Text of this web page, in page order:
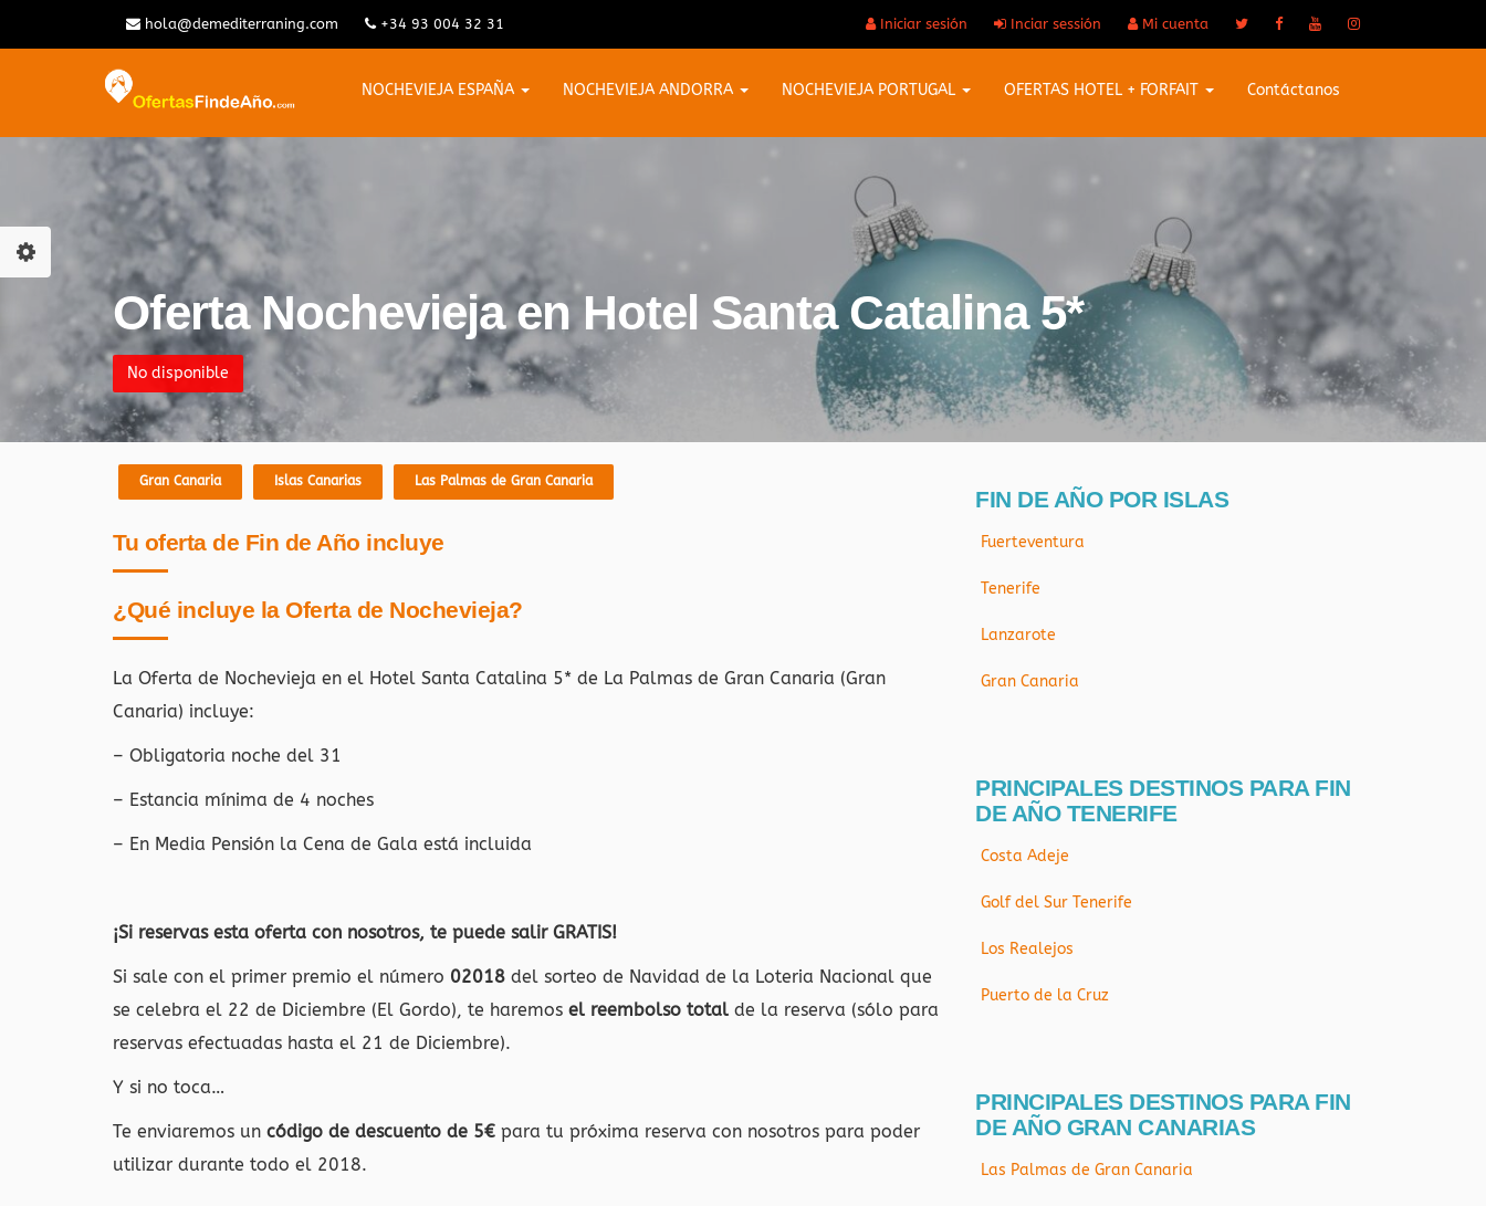
hola@demediterraning.com +34 93 004 32 31 Iniciar sesión Inciar sessión Mi cuenta
NOCHEVIEJA ESPAÑA NOCHEVIEJA ANDORRA NOCHEVIEJA PORTUGAL OFERTAS HOTEL + FORFAIT Contáctanos
Oferta Nochevieja en Hotel Santa Catalina 5*
No disponible
Gran Canaria Islas Canarias Las Palmas de Gran Canaria
Tu oferta de Fin de Año incluye
¿Qué incluye la Oferta de Nochevieja?
La Oferta de Nochevieja en el Hotel Santa Catalina 5* de La Palmas de Gran Canaria (Gran
Canaria) incluye:
– Obligatoria noche del 31
– Estancia mínima de 4 noches
– En Media Pensión la Cena de Gala está incluida
¡Si reservas esta oferta con nosotros, te puede salir GRATIS!
Si sale con el primer premio el número 02018 del sorteo de Navidad de la Loteria Nacional que
se celebra el 22 de Diciembre (El Gordo), te haremos el reembolso total de la reserva (sólo para
reservas efectuadas hasta el 21 de Diciembre).
Y si no toca…
Te enviaremos un código de descuento de 5€ para tu próxima reserva con nosotros para poder
utilizar durante todo el 2018.
FIN DE AÑO POR ISLAS
Fuerteventura
Tenerife
Lanzarote
Gran Canaria
PRINCIPALES DESTINOS PARA FIN
DE AÑO TENERIFE
Costa Adeje
Golf del Sur Tenerife
Los Realejos
Puerto de la Cruz
PRINCIPALES DESTINOS PARA FIN
DE AÑO GRAN CANARIAS
Las Palmas de Gran Canaria